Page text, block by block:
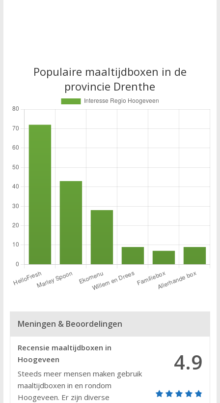
Populaire maaltijdboxen in de
provincie Drenthe
Meningen & Beoordelingen
4.9
Recensie maaltijdboxen in
Hoogeveen
Steeds meer mensen maken gebruik
maaltijdboxen in en rondom
Hoogeveen. Er zijn diverse